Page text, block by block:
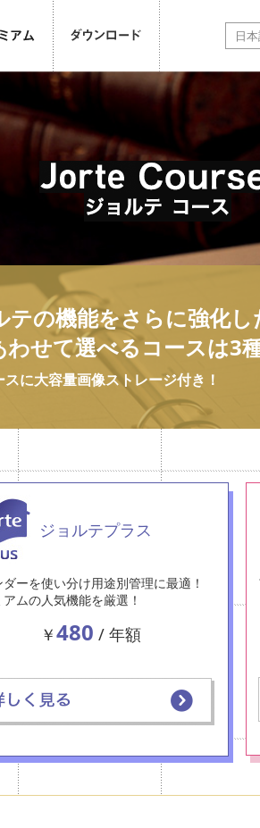
日
の機能をさらに強化し
わせて選べるコースは3
スに大容量画像ストレージ付き！
ジョルテプラス
ダーを使い分け用途別管理に最適！
ムの人気機能を厳選！
￥480 / 年額